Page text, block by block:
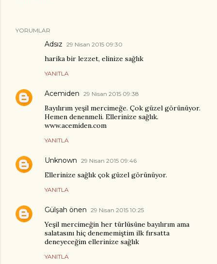
YORUMLAR
Adsız 29 Nisan 2015 09:30
harika bir lezzet, elinize sağlık
YANITLA
Acemiden 29 Nisan 2015 09:38
Bayılırım yeşil mercimeğe. Çok güzel görünüyor.
Hemen denenmeli. Ellerinize sağlık.
www.acemiden.com
YANITLA
Unknown 29 Nisan 2015 09:46
Ellerinize sağlık çok güzel görünüyor.
YANITLA
Gülşah önen 29 Nisan 2015 10:25
Yeşil mercimeğin her türlüsüne bayılırım ama
salatasını hiç denememiştim ilk fırsatta
deneyeceğim ellerinize sağlık
YANITLA